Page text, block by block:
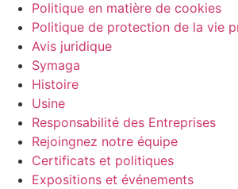
Politique en matière de cookies
Politique de protection de la vie
Avis juridique
Symaga
Histoire
Usine
Responsabilité des Entreprises
Rejoingnez notre équipe
Certificats et politiques
Expositions et événements